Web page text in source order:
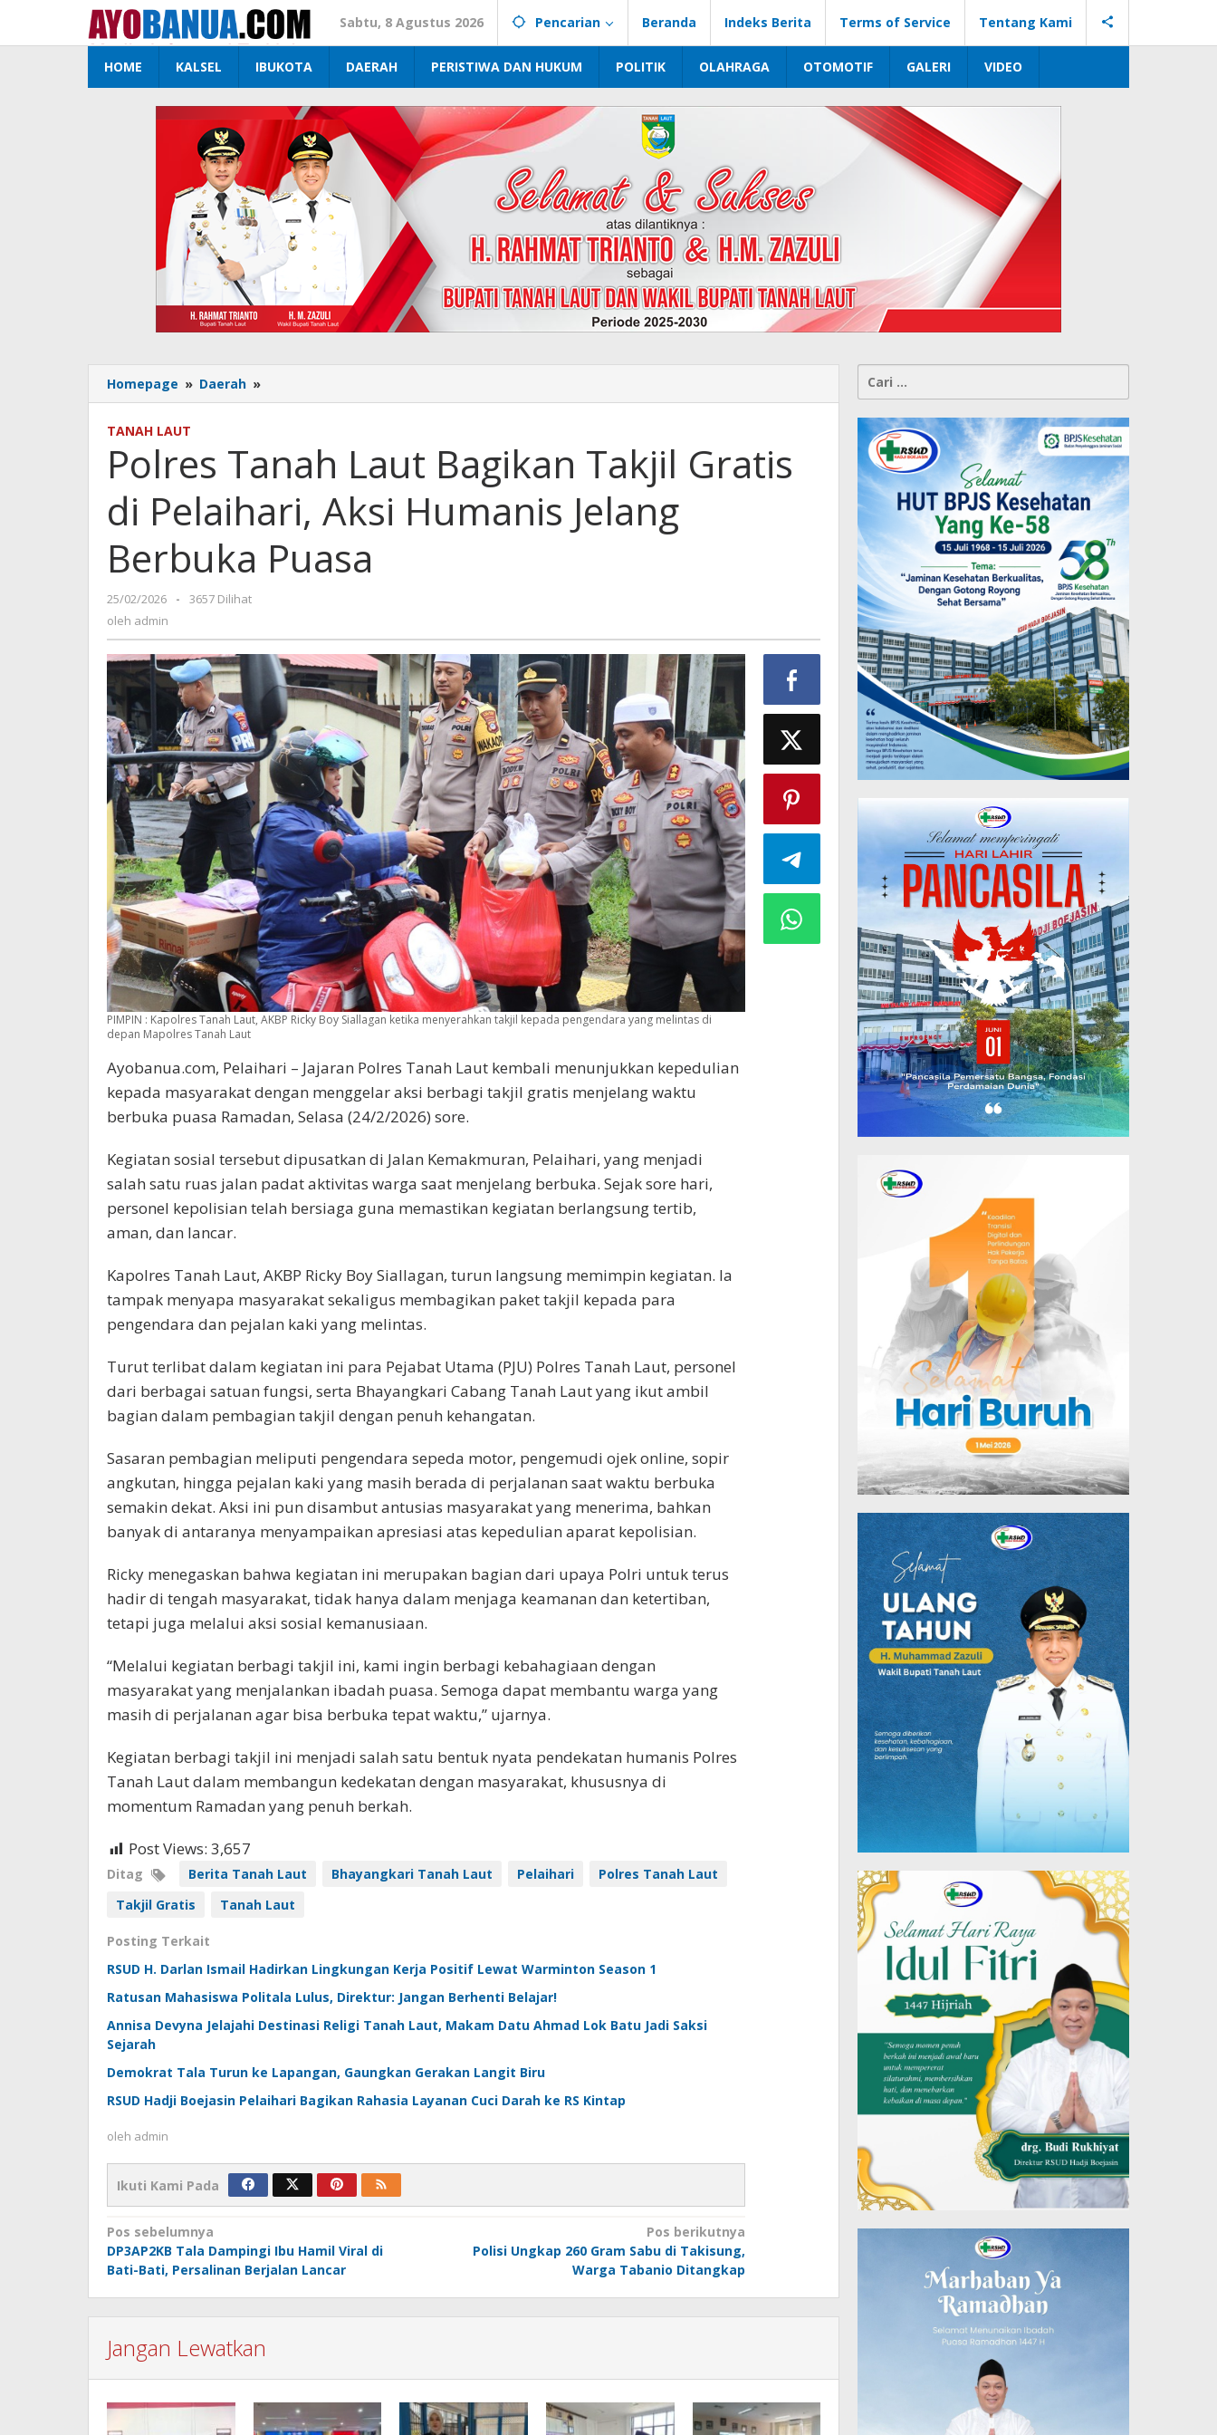
konten
Sabtu, 8 Agustus 2026 Pencarian Beranda Indeks Berita Terms of Service Tentang Kami
HOME KALSEL IBUKOTA DAERAH PERISTIWA DAN HUKUM POLITIK OLAHRAGA OTOMOTIF GALERI VIDEO
Homepage » Daerah »
Tanah
Takjil
Gratis
Pelaihari,
Humanis
Jelang
TANAH LAUT
Polres Tanah Laut Bagikan Takjil Gratis
di Pelaihari, Aksi Humanis Jelang
Berbuka Puasa
25/02/2026
oleh
-
3657 Dilihat
oleh admin
PIMPIN : Kapolres Tanah Laut, AKBP Ricky Boy Siallagan ketika menyerahkan takjil kepada pengendara yang melintas di
depan Mapolres Tanah Laut
Ayobanua.com, Pelaihari – Jajaran Polres Tanah Laut kembali menunjukkan kepedulian
kepada masyarakat dengan menggelar aksi berbagi takjil gratis menjelang waktu
berbuka puasa Ramadan, Selasa (24/2/2026) sore.
Kegiatan sosial tersebut dipusatkan di Jalan Kemakmuran, Pelaihari, yang menjadi
salah satu ruas jalan padat aktivitas warga saat menjelang berbuka. Sejak sore hari,
personel kepolisian telah bersiaga guna memastikan kegiatan berlangsung tertib,
aman, dan lancar.
Kapolres Tanah Laut, AKBP Ricky Boy Siallagan, turun langsung memimpin kegiatan. Ia
tampak menyapa masyarakat sekaligus membagikan paket takjil kepada para
pengendara dan pejalan kaki yang melintas.
Turut terlibat dalam kegiatan ini para Pejabat Utama (PJU) Polres Tanah Laut, personel
dari berbagai satuan fungsi, serta Bhayangkari Cabang Tanah Laut yang ikut ambil
bagian dalam pembagian takjil dengan penuh kehangatan.
Sasaran pembagian meliputi pengendara sepeda motor, pengemudi ojek online, sopir
angkutan, hingga pejalan kaki yang masih berada di perjalanan saat waktu berbuka
semakin dekat. Aksi ini pun disambut antusias masyarakat yang menerima, bahkan
banyak di antaranya menyampaikan apresiasi atas kepedulian aparat kepolisian.
Ricky menegaskan bahwa kegiatan ini merupakan bagian dari upaya Polri untuk terus
hadir di tengah masyarakat, tidak hanya dalam menjaga keamanan dan ketertiban,
tetapi juga melalui aksi sosial kemanusiaan.
“Melalui kegiatan berbagi takjil ini, kami ingin berbagi kebahagiaan dengan
masyarakat yang menjalankan ibadah puasa. Semoga dapat membantu warga yang
masih di perjalanan agar bisa berbuka tepat waktu,” ujarnya.
Kegiatan berbagi takjil ini menjadi salah satu bentuk nyata pendekatan humanis Polres
Tanah Laut dalam membangun kedekatan dengan masyarakat, khususnya di
momentum Ramadan yang penuh berkah.
Post Views: 3,657
Ditag Berita Tanah Laut Bhayangkari Tanah Laut Pelaihari
Polres Tanah Laut
Takjil Gratis
Tanah Laut
Posting Terkait
RSUD H. Darlan Ismail Hadirkan Lingkungan Kerja Positif Lewat Warminton Season 1
Ratusan Mahasiswa Politala Lulus, Direktur: Jangan Berhenti Belajar!
Annisa Devyna Jelajahi Destinasi Religi Tanah Laut, Makam Datu Ahmad Lok Batu Jadi Saksi
Sejarah
Demokrat Tala Turun ke Lapangan, Gaungkan Gerakan Langit Biru
RSUD Hadji Boejasin Pelaihari Bagikan Rahasia Layanan Cuci Darah ke RS Kintap
oleh admin
Ikuti Kami Pada
Navigasi
pos
Pos sebelumnya
DP3AP2KB Tala Dampingi Ibu Hamil Viral di
Bati-Bati, Persalinan Berjalan Lancar
Pos berikutnya
Polisi Ungkap 260 Gram Sabu di Takisung,
Warga Tabanio Ditangkap
Jangan Lewatkan
Cari
untuk: